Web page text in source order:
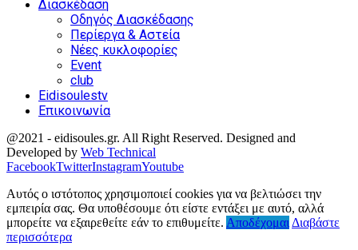
Διασκέδαση
Οδηγός Διασκέδασης
Περίεργα & Αστεία
Νέες κυκλοφορίες
Event
club
Eidisoulestv
Επικοινωνία
@2021 - eidisoules.gr. All Right Reserved. Designed and
Developed by Web Technical
FacebookTwitterInstagramYoutube
Αυτός ο ιστότοπος χρησιμοποιεί cookies για να βελτιώσει την
εμπειρία σας. Θα υποθέσουμε ότι είστε εντάξει με αυτό, αλλά
μπορείτε να εξαιρεθείτε εάν το επιθυμείτε. Αποδέχομαι Διαβάστε
περισσότερα